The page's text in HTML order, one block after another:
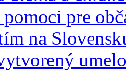
pomoci pre
na